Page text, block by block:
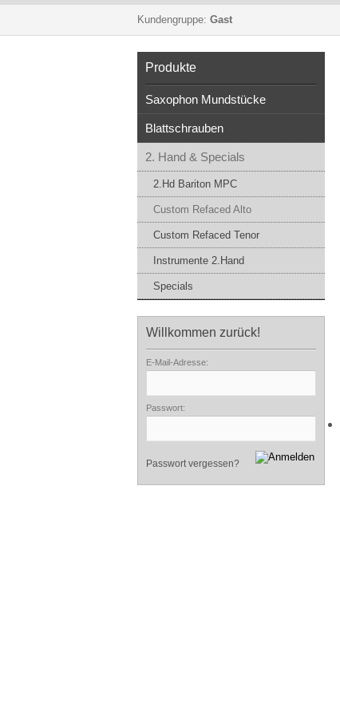
Kundengruppe: Gast
Produkte
Saxophon Mundstücke
Blattschrauben
2. Hand & Specials
2.Hd Bariton MPC
Custom Refaced Alto
Custom Refaced Tenor
Instrumente 2.Hand
Specials
Willkommen zurück!
E-Mail-Adresse:
Passwort:
Passwort vergessen?